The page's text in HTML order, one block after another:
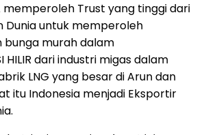
memperoleh Trust yang tinggi dari
Dunia untuk memperoleh
bunga murah dalam
HILIR dari industri migas dalam
LNG yang besar di Arun dan
itu Indonesia menjadi Eksportir